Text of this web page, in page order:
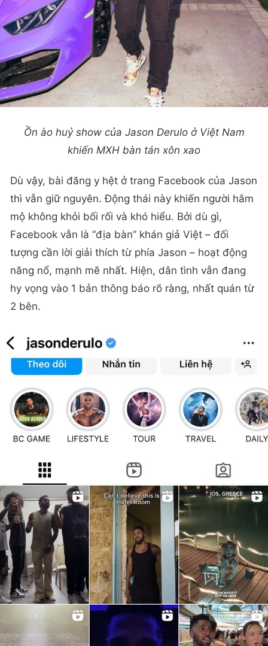
Ồn ào huỷ show của Jason Derulo ở Việt Nam
khiến MXH bàn tán xôn xao
Dù vậy, bài đăng y hệt ở trang Facebook của Jason
thì vẫn giữ nguyên. Động thái này khiến người hâm
mộ không khỏi bối rối và khó hiểu. Bởi dù gì,
Facebook vẫn là “địa bàn” khán giả Việt – đối
tượng cần lời giải thích từ phía Jason – hoạt động
năng nổ, mạnh mẽ nhất. Hiện, dân tình vẫn đang
hy vọng vào 1 bản thông báo rõ ràng, nhất quán từ
2 bên.